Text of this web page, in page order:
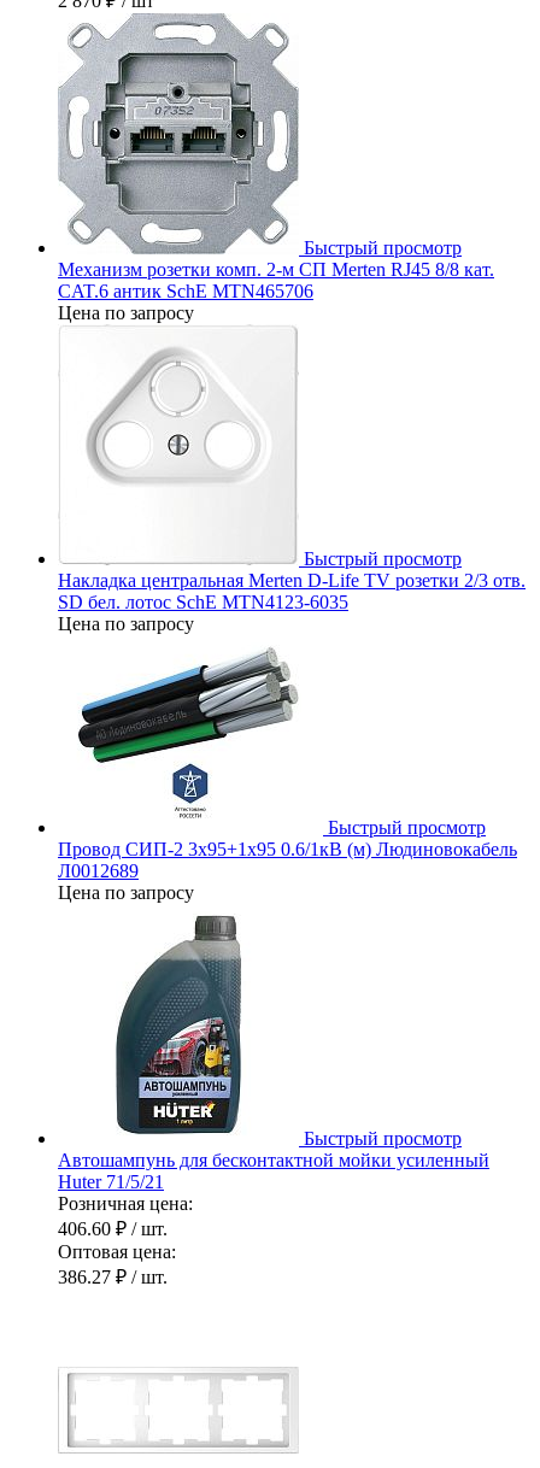
Быстрый просмотр
Механизм розетки комп. 2-м СП Merten RJ45 8/8 кат.
CAT.6 антик SchE MTN465706
Цена по запросу
Быстрый просмотр
Накладка центральная Merten D-Life TV розетки 2/3 отв.
SD бел. лотос SchE MTN4123-6035
Цена по запросу
Быстрый просмотр
Провод СИП-2 3х95+1х95 0.6/1кВ (м) Людиновокабель
Л0012689
Цена по запросу
Быстрый просмотр
Автошампунь для бесконтактной мойки усиленный
Huter 71/5/21
Розничная цена:
406.60 ₽ / шт.
Оптовая цена:
386.27 ₽ / шт.